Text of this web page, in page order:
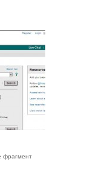
фрагмент